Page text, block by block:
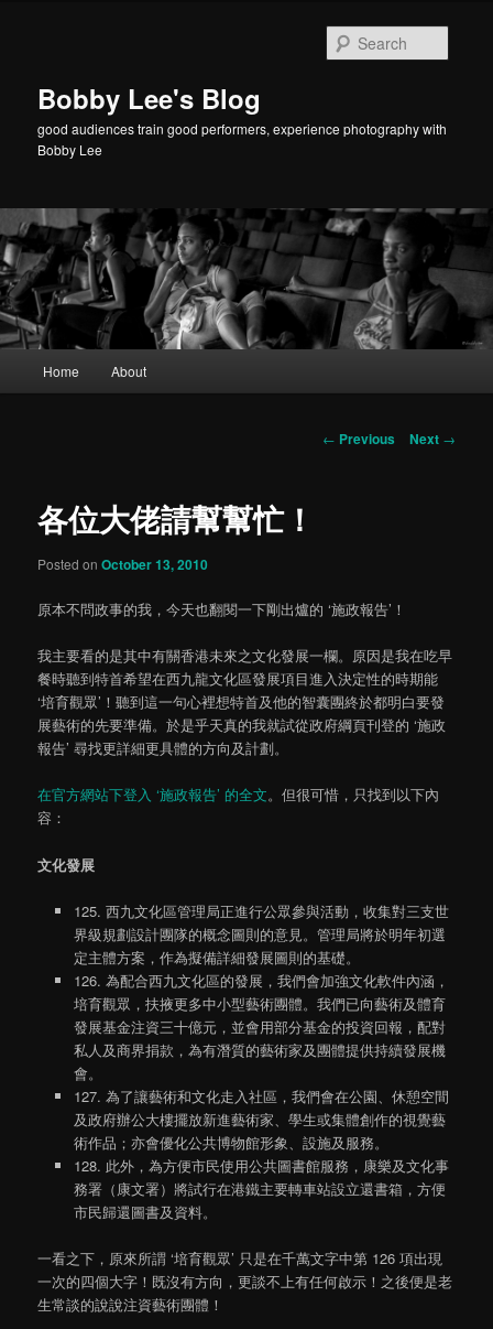
Bobby Lee's Blog
good audiences train good performers, experience photography with
Bobby Lee
Skip
content
Home About
Post
← Previous Next →
各位大佬請幫幫忙！
Posted onOctober 13, 2010
原本不問政事的我，今天也翻閱一下剛出爐的 ‘施政報告’！
我主要看的是其中有關香港未來之文化發展一欄。原因是我在吃早
餐時聽到特首希望在西九龍文化區發展項目進入決定性的時期能
‘培育觀眾’！聽到這一句心裡想特首及他的智囊團終於都明白要發
展藝術的先要準備。於是乎天真的我就試從政府綱頁刊登的 ‘施政
報告’ 尋找更詳細更具體的方向及計劃。
在官方網站下登入 ‘施政報告’ 的全文。但很可惜，只找到以下內
容：
文化發展
125. 西九文化區管理局正進行公眾參與活動，收集對三支世
界級規劃設計團隊的概念圖則的意見。管理局將於明年初選
定主體方案，作為擬備詳細發展圖則的基礎。
126. 為配合西九文化區的發展，我們會加強文化軟件內涵，
培育觀眾，扶掖更多中小型藝術團體。我們已向藝術及體育
發展基金注資三十億元，並會用部分基金的投資回報，配對
私人及商界捐款，為有潛質的藝術家及團體提供持續發展機
會。
127. 為了讓藝術和文化走入社區，我們會在公園、休憩空間
及政府辦公大樓擺放新進藝術家、學生或集體創作的視覺藝
術作品；亦會優化公共博物館形象、設施及服務。
128. 此外，為方便市民使用公共圖書館服務，康樂及文化事
務署（康文署）將試行在港鐵主要轉車站設立還書箱，方便
市民歸還圖書及資料。
一看之下，原來所謂 ‘培育觀眾’ 只是在千萬文字中第 126 項出現
一次的四個大字！既沒有方向，更談不上有任何啟示！之後便是老
生常談的說說注資藝術團體！